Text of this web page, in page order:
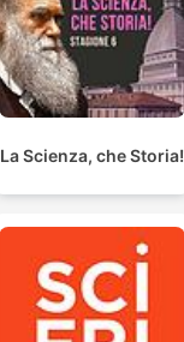
La Scienza, che Storia!